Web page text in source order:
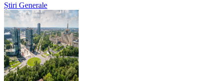
Știri Generale